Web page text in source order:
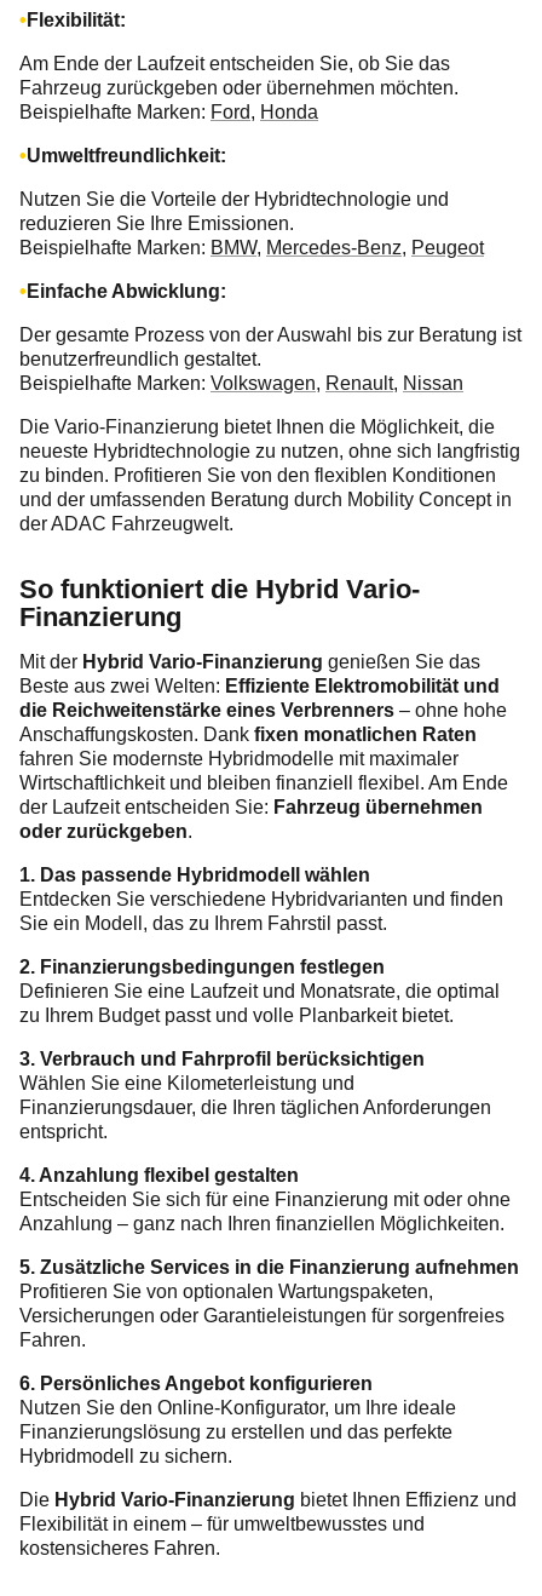
Flexibilität:
Am Ende der Laufzeit entscheiden Sie, ob Sie das
Fahrzeug zurückgeben oder übernehmen möchten.
Beispielhafte Marken: Ford, Honda
Umweltfreundlichkeit:
Nutzen Sie die Vorteile der Hybridtechnologie und
reduzieren Sie Ihre Emissionen.
Beispielhafte Marken: BMW, Mercedes-Benz, Peugeot
Einfache Abwicklung:
Der gesamte Prozess von der Auswahl bis zur Beratung ist
benutzerfreundlich gestaltet.
Beispielhafte Marken: Volkswagen, Renault, Nissan
Die Vario-Finanzierung bietet Ihnen die Möglichkeit, die
neueste Hybridtechnologie zu nutzen, ohne sich langfristig
zu binden. Profitieren Sie von den flexiblen Konditionen
und der umfassenden Beratung durch Mobility Concept in
der ADAC Fahrzeugwelt.
So funktioniert die Hybrid Vario-
Finanzierung
Mit der Hybrid Vario-Finanzierung genießen Sie das
Beste aus zwei Welten: Effiziente Elektromobilität und
die Reichweitenstärke eines Verbrenners – ohne hohe
Anschaffungskosten. Dank fixen monatlichen Raten
fahren Sie modernste Hybridmodelle mit maximaler
Wirtschaftlichkeit und bleiben finanziell flexibel. Am Ende
der Laufzeit entscheiden Sie: Fahrzeug übernehmen
oder zurückgeben.
1. Das passende Hybridmodell wählen
Entdecken Sie verschiedene Hybridvarianten und finden
Sie ein Modell, das zu Ihrem Fahrstil passt.
2. Finanzierungsbedingungen festlegen
Definieren Sie eine Laufzeit und Monatsrate, die optimal
zu Ihrem Budget passt und volle Planbarkeit bietet.
3. Verbrauch und Fahrprofil berücksichtigen
Wählen Sie eine Kilometerleistung und
Finanzierungsdauer, die Ihren täglichen Anforderungen
entspricht.
4. Anzahlung flexibel gestalten
Entscheiden Sie sich für eine Finanzierung mit oder ohne
Anzahlung – ganz nach Ihren finanziellen Möglichkeiten.
5. Zusätzliche Services in die Finanzierung aufnehmen
Profitieren Sie von optionalen Wartungspaketen,
Versicherungen oder Garantieleistungen für sorgenfreies
Fahren.
6. Persönliches Angebot konfigurieren
Nutzen Sie den Online-Konfigurator, um Ihre ideale
Finanzierungslösung zu erstellen und das perfekte
Hybridmodell zu sichern.
Die Hybrid Vario-Finanzierung bietet Ihnen Effizienz und
Flexibilität in einem – für umweltbewusstes und
kostensicheres Fahren.